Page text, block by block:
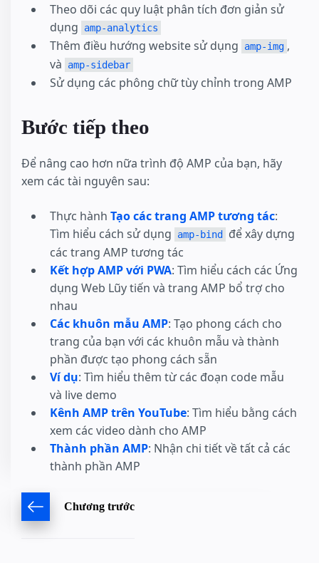
Theo dõi các quy luật phân tích đơn giản sử
dụng
amp-analytics
Thêm điều hướng website sử dụng amp-img ,
và
amp-sidebar
Sử dụng các phông chữ tùy chỉnh trong AMP
Bước tiếp theo
Để nâng cao hơn nữa trình độ AMP của bạn, hãy
xem các tài nguyên sau:
Thực hành Tạo các trang AMP tương tác:
Tìm hiểu cách sử dụng
amp-bind để xây dựng
các trang AMP tương tác
Kết hợp AMP với PWA: Tìm hiểu cách các Ứng
dụng Web Lũy tiến và trang AMP bổ trợ cho
nhau
Các khuôn mẫu AMP: Tạo phong cách cho
trang của bạn với các khuôn mẫu và thành
phần được tạo phong cách sẵn
Ví dụ: Tìm hiểu thêm từ các đoạn code mẫu
và live demo
Kênh AMP trên YouTube: Tìm hiểu bằng cách
xem các video dành cho AMP
Thành phần AMP: Nhận chi tiết về tất cả các
thành phần AMP
Chương trước